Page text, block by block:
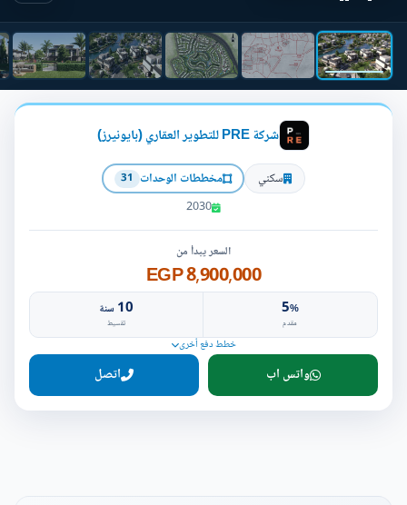
شركة PRE للتطوير العقاري (بايونيرز)
سكني مخططات الوحدات 31
2030
السعر يبدأ من
8,900,000 EGP
5%
مقدم
10 سنة
تقسيط
خطط دفع أخرى
واتس اب اتصل